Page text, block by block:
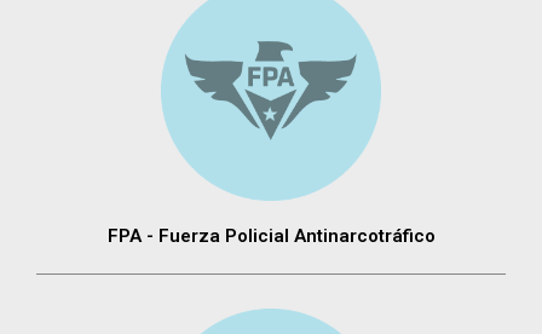
FPA - Fuerza Policial Antinarcotráfico